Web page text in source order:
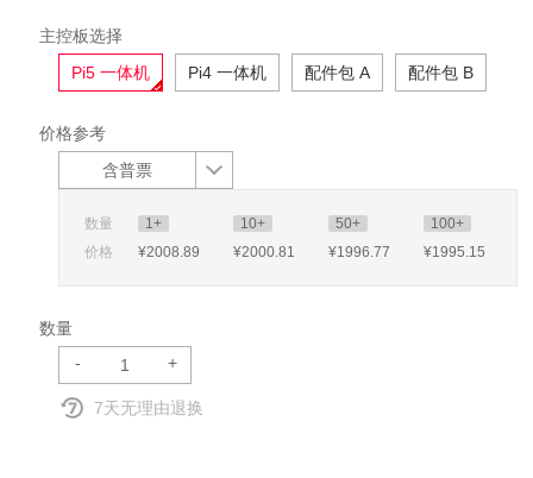
主控板选择
Pi5 一体机
Pi4 一体机 配件包 A 配件包 B
价格参考
含普票
数量 1+ 10+ 50+
100+
价格
¥2008.89 ¥2000.81 ¥1996.77 ¥1995.15
数量
-
+
7天无理由退换